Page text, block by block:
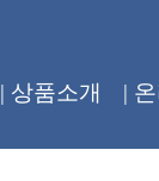
| 상품소개 |